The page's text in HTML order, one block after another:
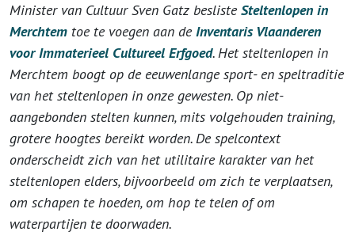
Minister van Cultuur Sven Gatz beslisteSteltenlopen in
Merchtem toe te voegen aan deInventaris Vlaanderen
voor Immaterieel Cultureel Erfgoed. Het steltenlopen in
Merchtem boogt op de eeuwenlange sport- en speltraditie
van het steltenlopen in onze gewesten. Op niet-
aangebonden stelten kunnen, mits volgehouden training,
grotere hoogtes bereikt worden. De spelcontext
onderscheidt zich van het utilitaire karakter van het
steltenlopen elders, bijvoorbeeld om zich te verplaatsen,
om schapen te hoeden, om hop te telen of om
waterpartijen te doorwaden.